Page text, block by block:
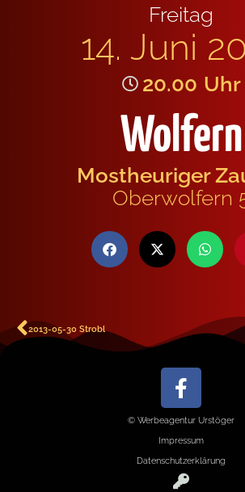
Freitag
14. Juni
20.00 Uhr
Wolfern
Mostheuriger
Oberwolfern
2013-05-30 Strobl
© Werbeagentur Urstöger
Impressum
Datenschutzerklärung